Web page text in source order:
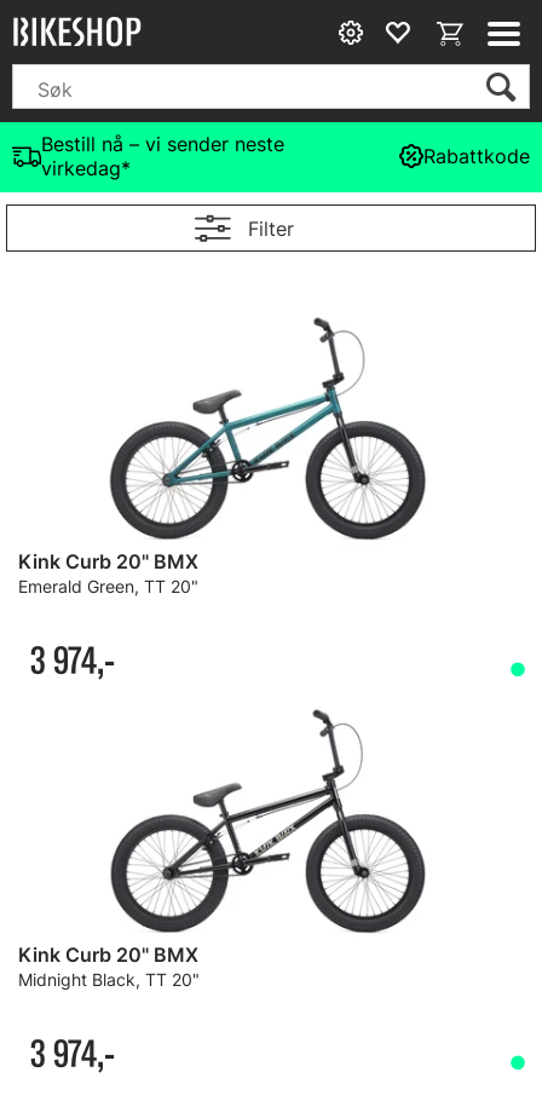
Bestill nå – vi sender neste
virkedag*
Rabattkode
Filter
Kink Curb 20" BMX
Emerald Green, TT 20"
3 974,-
Kink Curb 20" BMX
Midnight Black, TT 20"
3 974,-